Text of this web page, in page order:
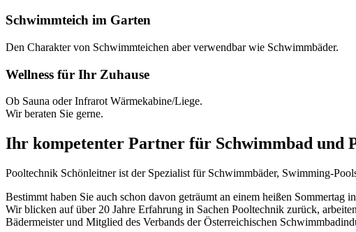
Schwimmteich im Garten
Den Charakter von Schwimmteichen aber verwendbar wie Schwimmbäder.
Wellness für Ihr Zuhause
Ob Sauna oder Infrarot Wärmekabine/Liege.
Wir beraten Sie gerne.
Ihr kompetenter Partner für Schwimmbad und
Pooltechnik Schönleitner ist der Spezialist für Schwimmbäder, Swimming-
Bestimmt haben Sie auch schon davon geträumt an einem heißen
Wir blicken auf über 20 Jahre Erfahrung in Sachen Pooltechnik zurück,
Bädermeister und Mitglied des Verbands der Österreichischen